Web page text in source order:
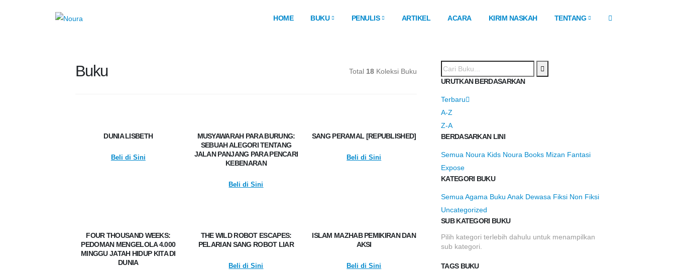
HOME BUKU PENULIS ARTIKEL ACARA KIRIM NASKAH TENTANG
Buku Total 18Koleksi Buku
DUNIA LISBETH
Beli di Sini
MUSYAWARAH PARA BURUNG:
SEBUAH ALEGORI TENTANG
JALAN PANJANG PARA PENCARI
KEBENARAN
Beli di Sini
SANG PERAMAL [REPUBLISHED]
Beli di Sini
FOUR THOUSAND WEEKS:
PEDOMAN MENGELOLA 4.000
MINGGU JATAH HIDUP KITA DI
DUNIA
THE WILD ROBOT ESCAPES:
PELARIAN SANG ROBOT LIAR
Beli di Sini
ISLAM MAZHAB PEMIKIRAN DAN
AKSI
Beli di Sini
URUTKAN BERDASARKAN
Terbaru
A-Z
Z-A
BERDASARKAN LINI
Semua Noura Kids Noura Books Mizan Fantasi
Expose
KATEGORI BUKU
Semua Agama Buku Anak Dewasa Fiksi Non Fiksi
Uncategorized
SUB KATEGORI BUKU
Pilih kategori terlebih dahulu untuk menampilkan
sub kategori.
TAGS BUKU